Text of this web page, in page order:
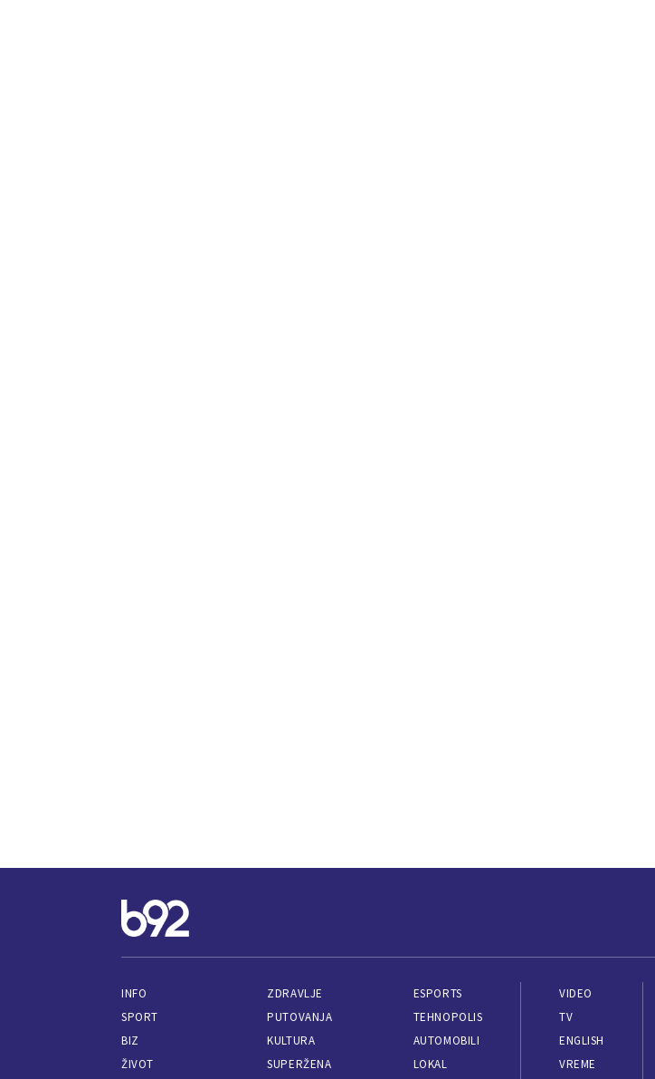
INFO
SPORT
BIZ
ŽIVOT
ZDRAVLJE
PUTOVANJA
KULTURA
SUPERŽENA
ESPORTS
TEHNOPOLIS
AUTOMOBILI
LOKAL
VIDEO
TV
ENGLISH
VREME